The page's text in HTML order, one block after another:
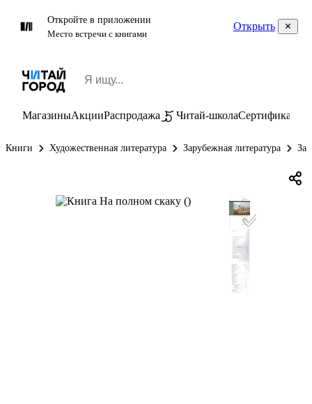
Откройте в приложении
Место встречи с книгами
Открыть
МагазиныАкцииРаспродажа Читай-школаСертификаты
Книги Художественная литература Зарубежная литература